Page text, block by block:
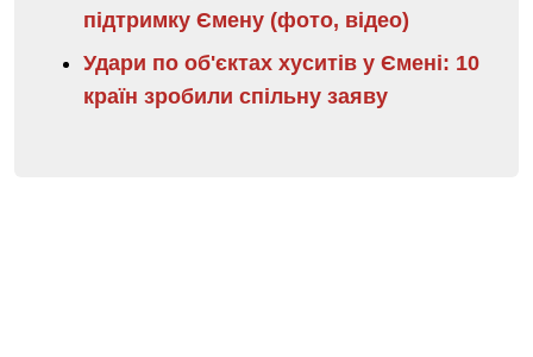
підтримку Ємену (фото, відео)
Удари по об'єктах хуситів у Ємені: 10
країн зробили спільну заяву